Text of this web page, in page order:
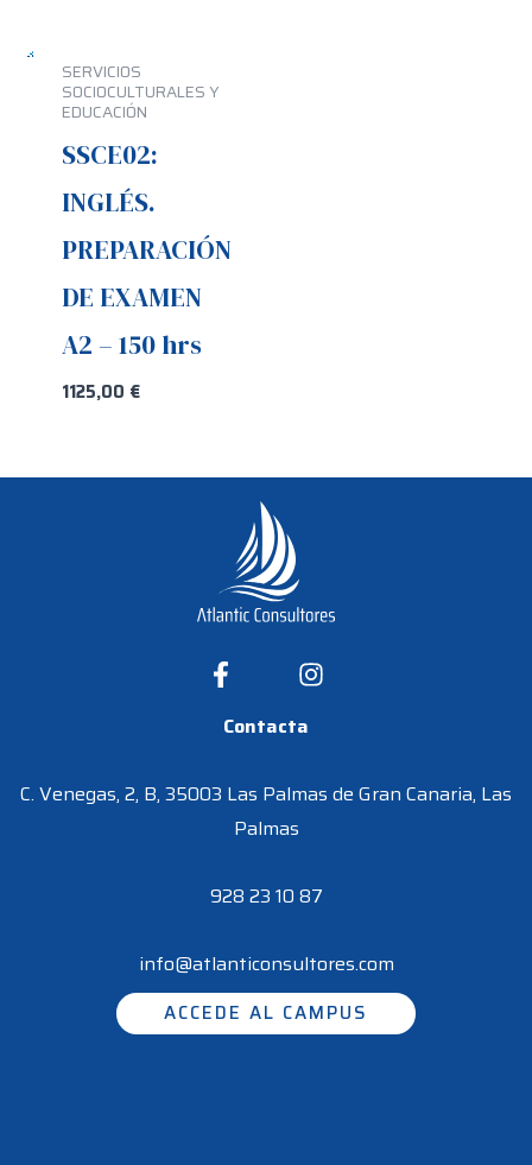
SERVICIOS
SOCIOCULTURALES Y
EDUCACIÓN
SSCE02:
INGLÉS.
PREPARACIÓN
DE EXAMEN
A2 – 150 hrs
1125,00 €
Contacta
C. Venegas, 2, B, 35003 Las Palmas de Gran Canaria, Las
Palmas
928 23 10 87
info@atlanticonsultores.com
ACCEDE AL CAMPUS